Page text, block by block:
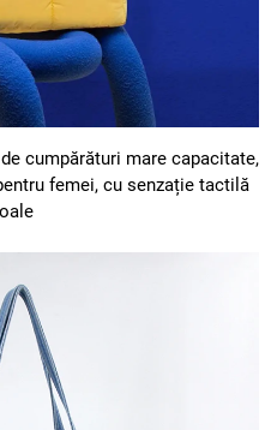
cumpărături mare capacitate,
femei, cu senzație tactilă